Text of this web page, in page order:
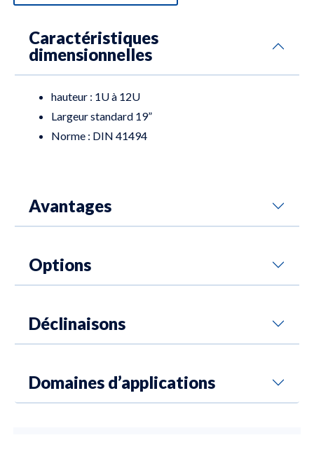
Caractéristiques
dimensionnelles
hauteur : 1U à 12U
Largeur standard 19”
Norme : DIN 41494
Avantages
Options
Déclinaisons
Domaines d’applications